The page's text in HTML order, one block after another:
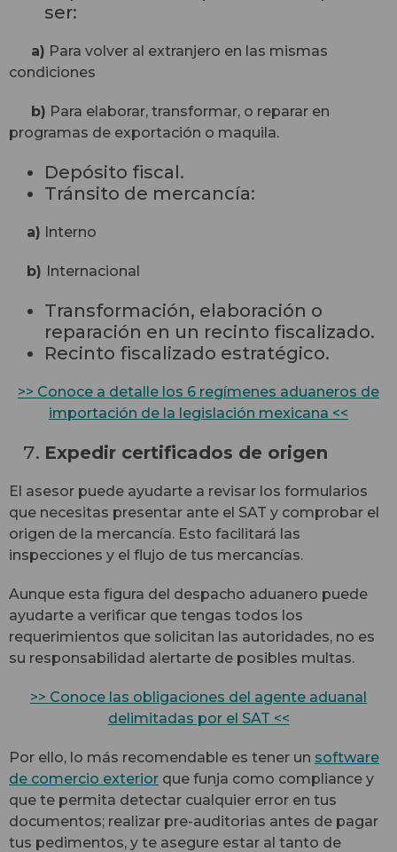
ser:
a) Para volver al extranjero en las mismas
condiciones
b) Para elaborar, transformar, o reparar en
programas de exportación o maquila.
Depósito fiscal.
Tránsito de mercancía:
a) Interno
b) Internacional
Transformación, elaboración o
reparación en un recinto fiscalizado.
Recinto fiscalizado estratégico.
>> Conoce a detalle los 6 regímenes aduaneros de
importación de la legislación mexicana <<
Expedir certificados de origen
El asesor puede ayudarte a revisar los formularios
que necesitas presentar ante el SAT y comprobar el
origen de la mercancía. Esto facilitará las
inspecciones y el flujo de tus mercancías.
Aunque esta figura del despacho aduanero puede
ayudarte a verificar que tengas todos los
requerimientos que solicitan las autoridades, no es
su responsabilidad alertarte de posibles multas.
>> Conoce las obligaciones del agente aduanal
delimitadas por el SAT <<
Por ello, lo más recomendable es tener un software
de comercio exterior que funja como compliance y
que te permita detectar cualquier error en tus
documentos; realizar pre-auditorias antes de pagar
tus pedimentos, y te asegure estar al tanto de